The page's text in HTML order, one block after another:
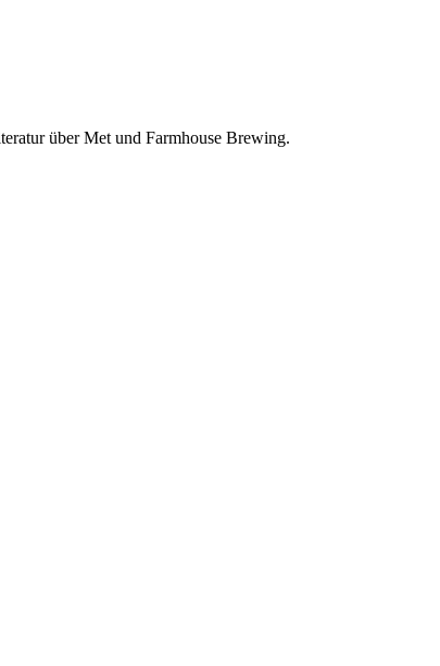
über Met und Farmhouse Brewing.